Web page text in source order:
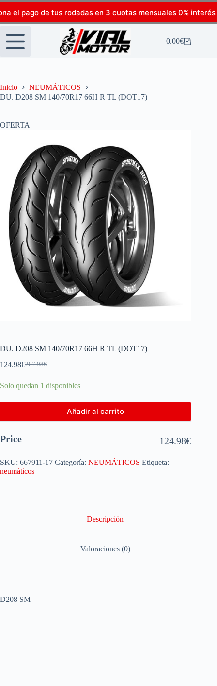
el pago de tus rodadas en 3 cuotas mensuales 0% interés
0.00€
Inicio
NEUMÁTICOS
DU. D208 SM 140/70R17 66H R TL (DOT17)
OFERTA
DU. D208 SM 140/70R17 66H R TL (DOT17)
207.98€
124.98€
Solo quedan 1 disponibles
Añadir al carrito
Price 124.98€
SKU: 667911-17 Categoría: NEUMÁTICOS Etiqueta:
neumáticos
Descripción
Valoraciones (0)
D208 SM